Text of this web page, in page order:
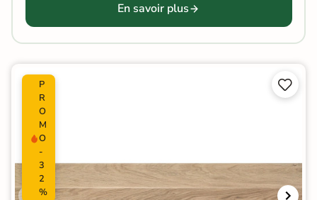
En savoir plus
P
R
O
M
O
-
3
2
%

